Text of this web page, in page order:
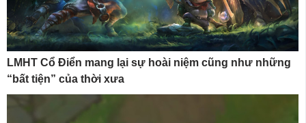
LMHT Cổ Điển mang lại sự hoài niệm cũng như những
“bất tiện” của thời xưa